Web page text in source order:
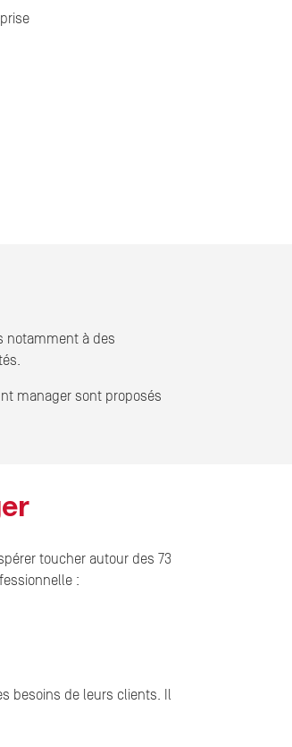
notamment à des
manager sont proposés
toucher autour des 73
:
besoins de leurs clients. Il